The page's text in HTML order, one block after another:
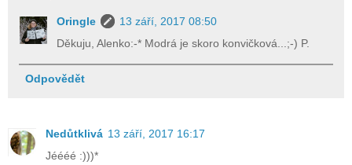
Oringle
13 září, 2017 08:50
Děkuju, Alenko:-* Modrá je skoro konvičková...;-) P.
Odpovědět
Nedůtklivá 13 září, 2017 16:17
Jéééé :)))*